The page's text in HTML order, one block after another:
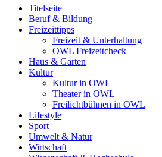
Titelseite
Beruf & Bildung
Freizeittipps
Freizeit & Unterhaltung
OWL Freizeitcheck
Haus & Garten
Kultur
Kultur in OWL
Theater in OWL
Freilichtbühnen in OWL
Lifestyle
Sport
Umwelt & Natur
Wirtschaft